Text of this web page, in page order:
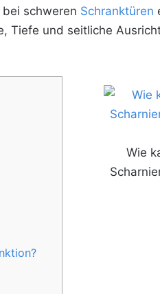
schweren Schranktüren
Tiefe und seitliche
Wie